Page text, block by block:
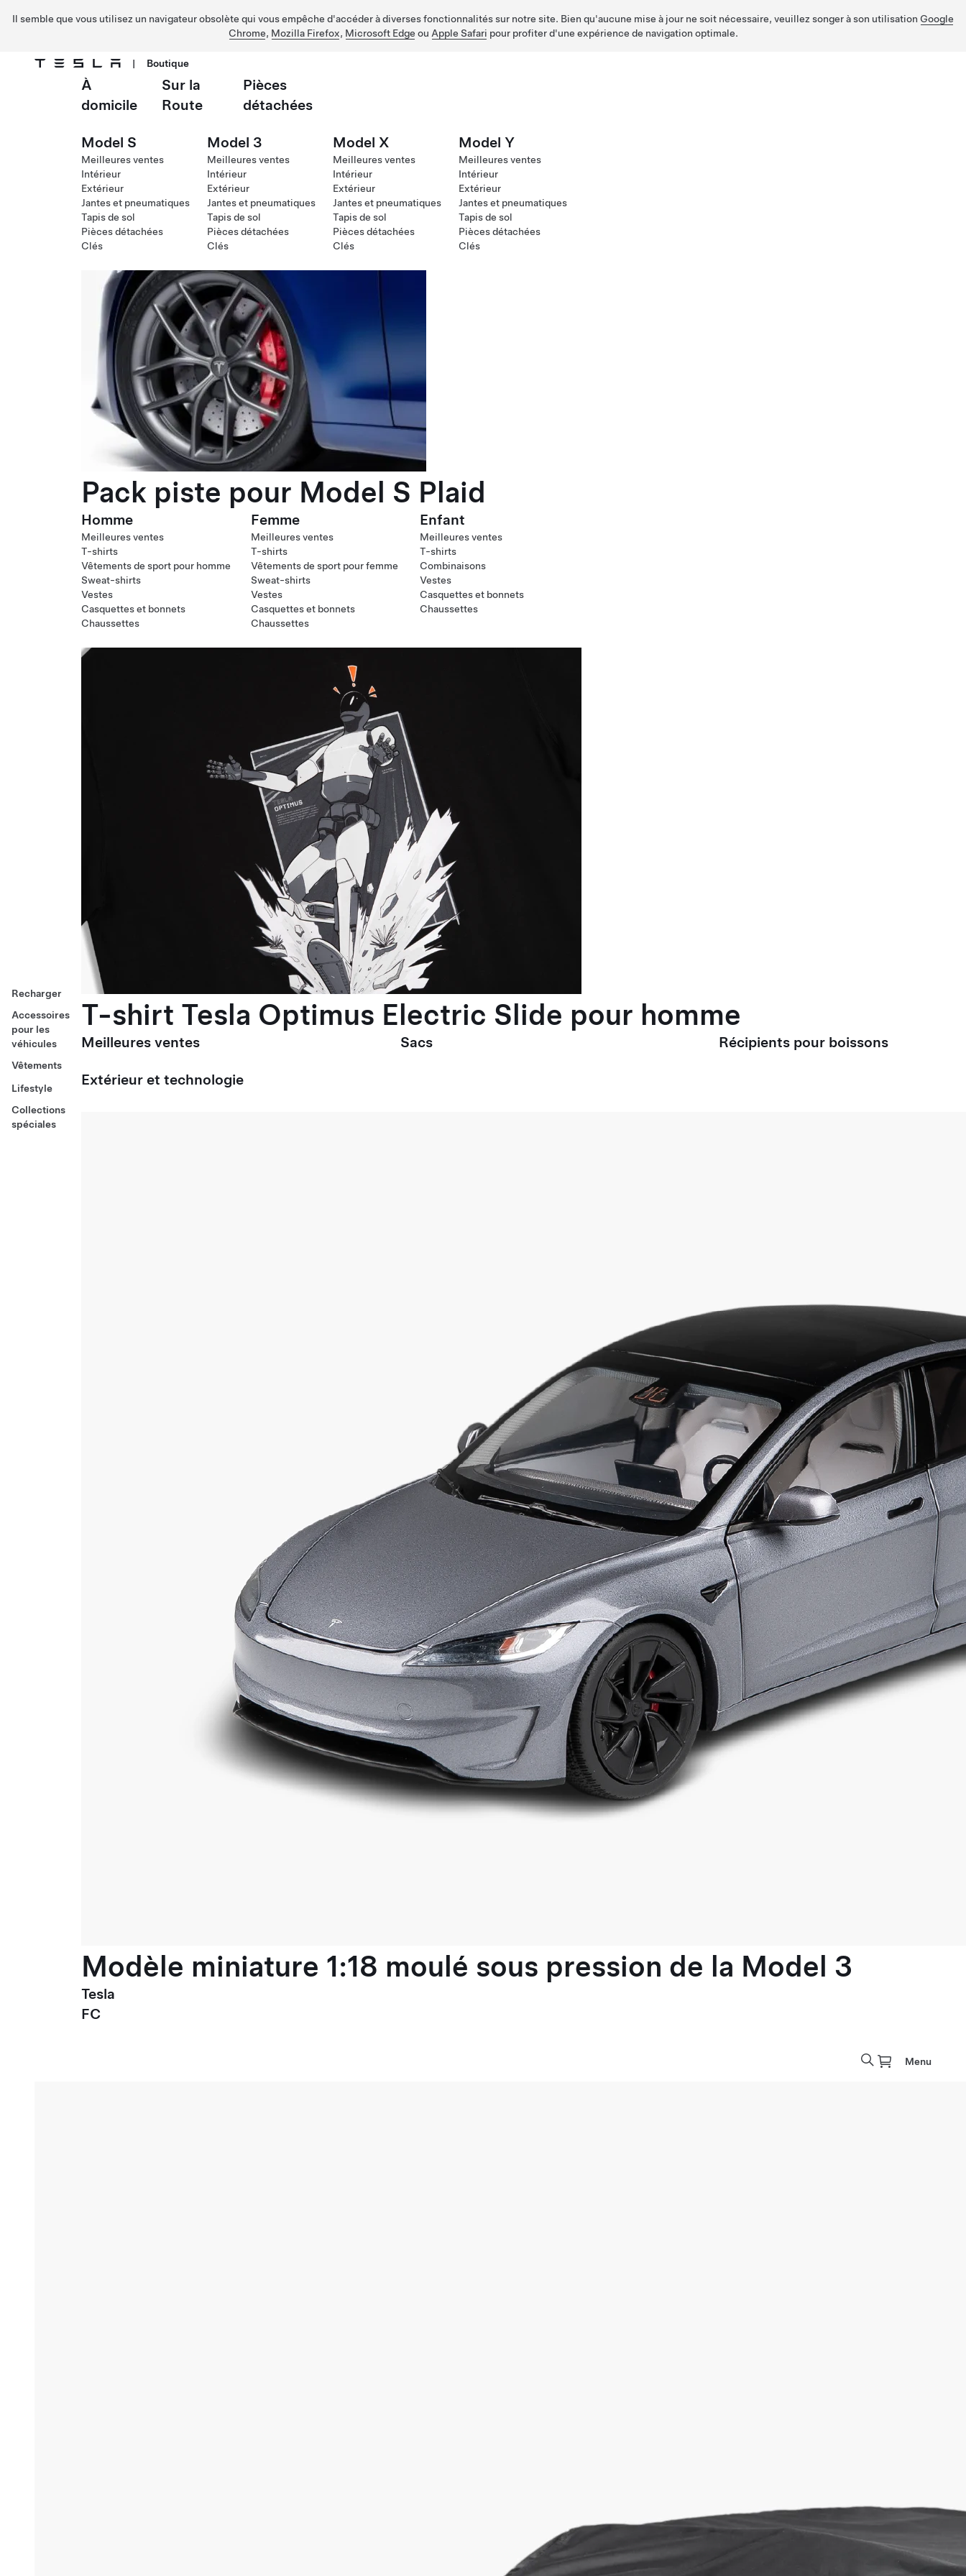
Il semble que vous utilisez un navigateur obsolète qui vous empêche d'accéder à diverses fonctionnalités sur notre site. Bien qu'aucune mise à jour ne soit nécessaire, veuillez songer à son utilisation Google
Chrome, Mozilla Firefox, Microsoft Edge ou Apple Safari pour profiter d'une expérience de navigation optimale.
Passer au contenu principal
| Boutique
Recharger
Accessoires
pour les
véhicules
Vêtements
Lifestyle
Collections
spéciales
À
domicile
Sur la
Route
Pièces
détachées
Model S
Meilleures ventes
Intérieur
Extérieur
Jantes et pneumatiques
Tapis de sol
Pièces détachées
Clés
Model 3
Meilleures ventes
Intérieur
Extérieur
Jantes et pneumatiques
Tapis de sol
Pièces détachées
Clés
Model X
Meilleures ventes
Intérieur
Extérieur
Jantes et pneumatiques
Tapis de sol
Pièces détachées
Clés
Model Y
Meilleures ventes
Intérieur
Extérieur
Jantes et pneumatiques
Tapis de sol
Pièces détachées
Clés
Pack piste pour Model S Plaid
Homme
Meilleures ventes
T-shirts
Vêtements de sport pour homme
Sweat-shirts
Vestes
Casquettes et bonnets
Chaussettes
Femme
Meilleures ventes
T-shirts
Vêtements de sport pour femme
Sweat-shirts
Vestes
Casquettes et bonnets
Chaussettes
Enfant
Meilleures ventes
T-shirts
Combinaisons
Vestes
Casquettes et bonnets
Chaussettes
T-shirt Tesla Optimus Electric Slide pour homme
Meilleures ventes Sacs Récipients pour boissons
Extérieur et technologie
Modèle miniature 1:18 moulé sous pression de la Model 3
Tesla
FC
Menu